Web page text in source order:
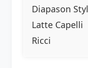
Diapason Styl
Latte Capelli
Ricci